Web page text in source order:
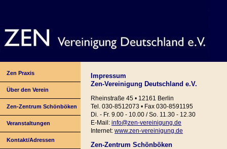
Zen Praxis
Über den Verein
Zen-Zentrum Schönböken
Veranstaltungen
Kontakt/Adressen
Impressum
Zen-Vereinigung Deutschland e.V.
Rheinstraße 45 • 12161 Berlin
Tel. 030-8512073 • Fax 030-8591195
Di. - Fr. 9.00 - 10.00 / So. 11.30 - 12.30
E-Mail: info@zen-vereinigung.de
Internet: www.zen-vereinigung.de
Zen-Zentrum Schönböken